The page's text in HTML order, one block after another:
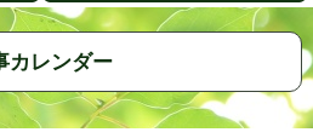
カレンダー